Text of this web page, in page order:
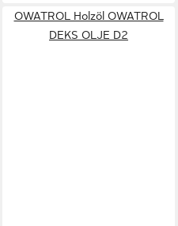
OWATROL Holzöl OWATROL
DEKS OLJE D2